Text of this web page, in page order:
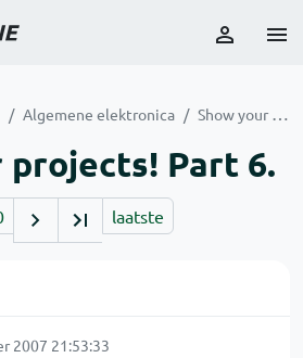
Algemene elektronica Show your projects! Part 6.
projects! Part 6.
laatste
2007 21:53:33